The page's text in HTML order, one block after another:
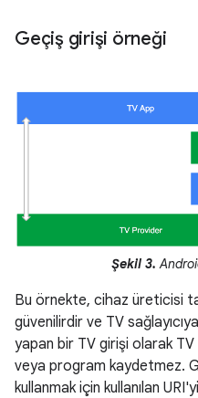
Geçiş girişi örneği
Şekil 3.
Bu örnekte, cihaz üreticisi
güvenilirdir ve TV
yapan bir TV girişi olarak TV
veya program kaydetmez.
kullanmak için kullanılan